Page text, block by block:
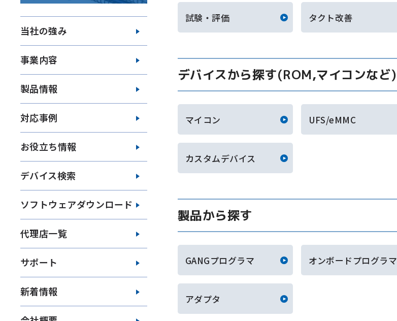
試験・評価 タクト改善
デバイスから探す(ROM,マイコンなど)
マイコン UFS/eMMC
カスタムデバイス
製品から探す
GANGプログラマ オンボードプログラマ
アダプタ
当社の強み
事業内容
製品情報
対応事例
お役立ち情報
デバイス検索
ソフトウェアダウンロード
代理店一覧
サポート
新着情報